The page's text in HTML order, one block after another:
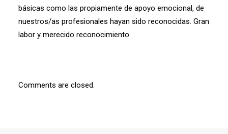
básicas como las propiamente de apoyo emocional, de
nuestros/as profesionales hayan sido reconocidas. Gran
labor y merecido reconocimiento.
Comments are closed.